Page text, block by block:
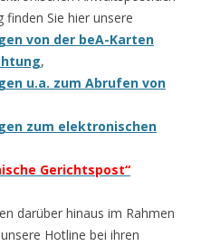
Sie hier unsere
von der beA-Karten
,
u.a. zum Abrufen von
zum elektronischen
Gerichtspost“
darüber hinaus im Rahmen
Hotline bei ihren